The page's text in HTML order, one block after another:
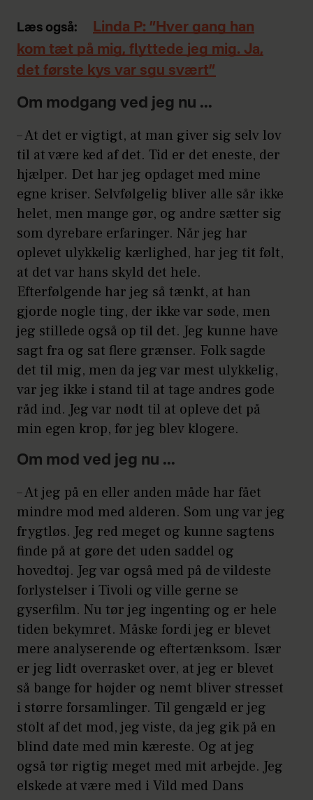
Læs også:
Linda P: ”Hver gang han
kom tæt på mig, flyttede jeg mig. Ja,
det første kys var sgu svært”
Om modgang ved jeg nu ...
– At det er vigtigt, at man giver sig selv lov
til at være ked af det. Tid er det eneste, der
hjælper. Det har jeg opdaget med mine
egne kriser. Selvfølgelig bliver alle sår ikke
helet, men mange gør, og andre sætter sig
som dyrebare erfaringer. Når jeg har
oplevet ulykkelig kærlighed, har jeg tit følt,
at det var hans skyld det hele.
Efterfølgende har jeg så tænkt, at han
gjorde nogle ting, der ikke var søde, men
jeg stillede også op til det. Jeg kunne have
sagt fra og sat flere grænser. Folk sagde
det til mig, men da jeg var mest ulykkelig,
var jeg ikke i stand til at tage andres gode
råd ind. Jeg var nødt til at opleve det på
min egen krop, før jeg blev klogere.
Om mod ved jeg nu ...
– At jeg på en eller anden måde har fået
mindre mod med alderen. Som ung var jeg
frygtløs. Jeg red meget og kunne sagtens
finde på at gøre det uden saddel og
hovedtøj. Jeg var også med på de vildeste
forlystelser i Tivoli og ville gerne se
gyserfilm. Nu tør jeg ingenting og er hele
tiden bekymret. Måske fordi jeg er blevet
mere analyserende og eftertænksom. Især
er jeg lidt overrasket over, at jeg er blevet
så bange for højder og nemt bliver stresset
i større forsamlinger. Til gengæld er jeg
stolt af det mod, jeg viste, da jeg gik på en
blind date med min kæreste. Og at jeg
også tør rigtig meget med mit arbejde. Jeg
elskede at være med i Vild med Dans